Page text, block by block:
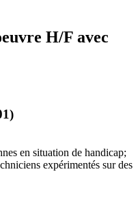
H/F avec
en situation de handicap;
expérimentés sur des